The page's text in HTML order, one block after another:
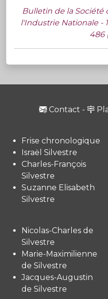
Bulletin de la
l'Industrie Nationale -
486
Contact -
Frise chronologique
Israël Silvestre
Charles-François
Silvestre
Suzanne Elisabeth
Silvestre
Nicolas-Charles de
Silvestre
Marie-Maximilienne
de Silvestre
Jacques-Augustin
de Silvestre